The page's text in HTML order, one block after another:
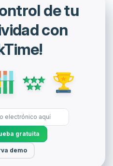
de tu
con
gratuita
demo